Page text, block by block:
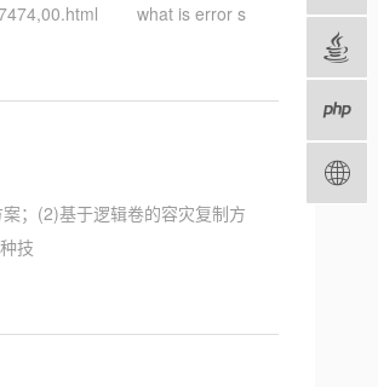
what is error s
；(2)基于逻辑卷的容灾复制方
技